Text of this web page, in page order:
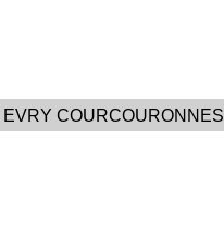
COURCOURONNES